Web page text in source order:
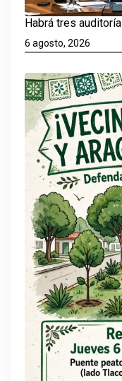
Habrá tres
6 agosto, 2026